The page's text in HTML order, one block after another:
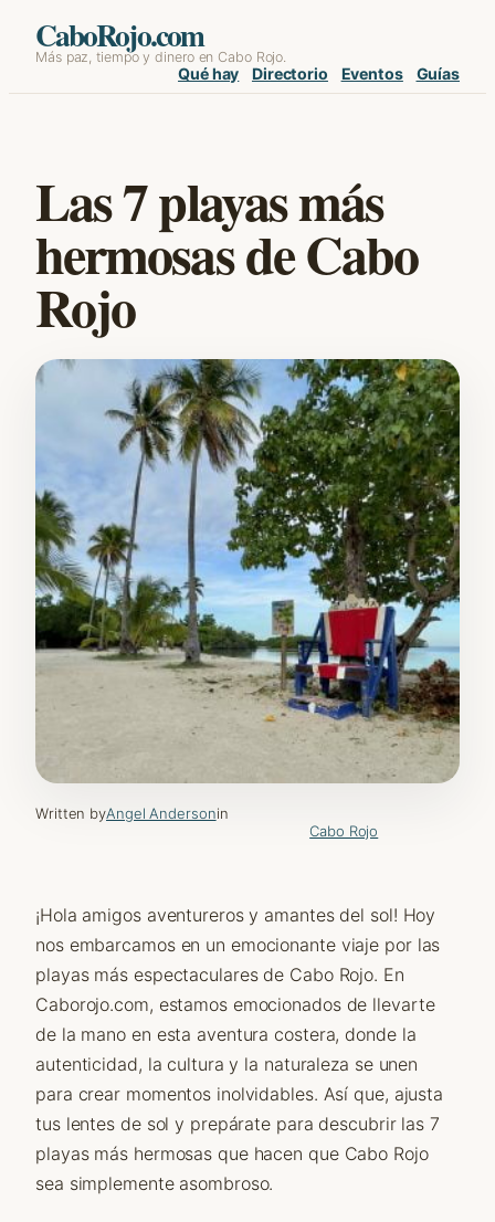
Skip
CaboRojo.com
Más paz, tiempo y dinero en Cabo Rojo.
Qué hay Directorio Eventos Guías
Las 7 playas más
hermosas de Cabo
Rojo
Written byAngel Andersonin
Cabo Rojo
¡Hola amigos aventureros y amantes del sol! Hoy
nos embarcamos en un emocionante viaje por las
playas más espectaculares de Cabo Rojo. En
Caborojo.com, estamos emocionados de llevarte
de la mano en esta aventura costera, donde la
autenticidad, la cultura y la naturaleza se unen
para crear momentos inolvidables. Así que, ajusta
tus lentes de sol y prepárate para descubrir las 7
playas más hermosas que hacen que Cabo Rojo
sea simplemente asombroso.